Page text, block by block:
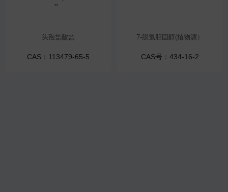
头孢盐酸盐
CAS：113479-65-5
7-脱氢胆固醇(植物源）
CAS号：434-16-2